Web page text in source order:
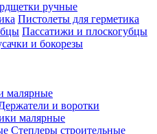
ручные
Пистолеты для герметика
Пассатижи и плоскогубцы
и бокорезы
малярные
и воротки
малярные
Степлеры строительные